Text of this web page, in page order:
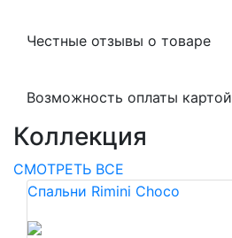
Честные отзывы о товаре
Возможность оплаты картой
Коллекция
СМОТРЕТЬ ВСЕ
Спальни Rimini Choco